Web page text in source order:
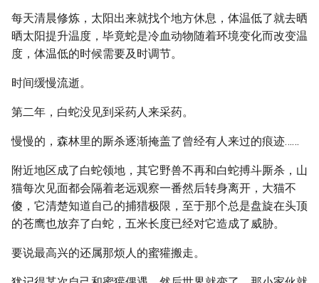
每天清晨修炼，太阳出来就找个地方休息，体温低了就去晒
晒太阳提升温度，毕竟蛇是冷血动物随着环境变化而改变温
度，体温低的时候需要及时调节。
时间缓慢流逝。
第二年，白蛇没见到采药人来采药。
慢慢的，森林里的厮杀逐渐掩盖了曾经有人来过的痕迹……
附近地区成了白蛇领地，其它野兽不再和白蛇搏斗厮杀，山
猫每次见面都会隔着老远观察一番然后转身离开，大猫不
傻，它清楚知道自己的捕猎极限，至于那个总是盘旋在头顶
的苍鹰也放弃了白蛇，五米长度已经对它造成了威胁。
要说最高兴的还属那烦人的蜜獾搬走。